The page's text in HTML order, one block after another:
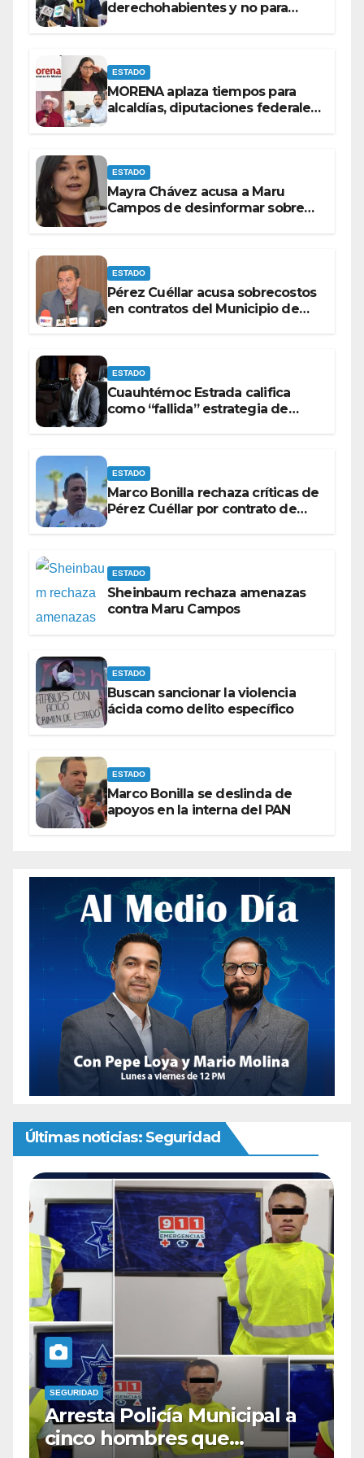
derechohabientes y no para
ESTADO
MORENA aplaza tiempos para
alcaldías, diputaciones federales
ESTADO
Mayra Chávez acusa a Maru
Campos de desinformar sobre
ESTADO
Pérez Cuéllar acusa sobrecostos
en contratos del Municipio de
ESTADO
Cuauhtémoc Estrada califica
como “fallida” estrategia de
ESTADO
Marco Bonilla rechaza críticas de
Pérez Cuéllar por contrato de
ESTADO
Sheinbaum rechaza amenazas
contra Maru Campos
ESTADO
Buscan sancionar la violencia
ácida como delito específico
ESTADO
Marco Bonilla se deslinda de
apoyos en la interna del PAN
Últimas noticias: Seguridad
a
SEGURIDAD
Arresta Policía Municipal a
cuatro hombres que